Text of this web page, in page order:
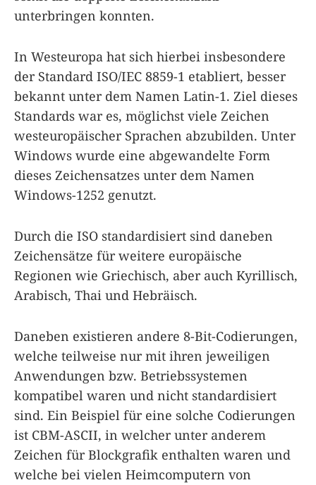
unterbringen konnten.
In Westeuropa hat sich hierbei insbesondere
der Standard ISO/IEC 8859-1 etabliert, besser
bekannt unter dem Namen Latin-1. Ziel dieses
Standards war es, möglichst viele Zeichen
westeuropäischer Sprachen abzubilden. Unter
Windows wurde eine abgewandelte Form
dieses Zeichensatzes unter dem Namen
Windows-1252 genutzt.
Durch die ISO standardisiert sind daneben
Zeichensätze für weitere europäische
Regionen wie Griechisch, aber auch Kyrillisch,
Arabisch, Thai und Hebräisch.
Daneben existieren andere 8-Bit-Codierungen,
welche teilweise nur mit ihren jeweiligen
Anwendungen bzw. Betriebssystemen
kompatibel waren und nicht standardisiert
sind. Ein Beispiel für eine solche Codierungen
ist CBM-ASCII, in welcher unter anderem
Zeichen für Blockgrafik enthalten waren und
welche bei vielen Heimcomputern von